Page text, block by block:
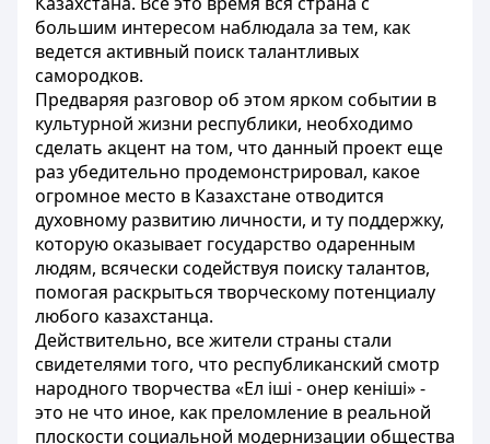
большим интересом наблюдала за тем, как
ведется активный поиск талантливых
самородков.
Предваряя разговор об этом ярком событии в
культурной жизни республики, необходимо
сделать акцент на том, что данный проект еще
раз убедительно продемонстрировал, какое
огромное место в Казахстане отводится
духовному развитию личности, и ту поддержку,
которую оказывает государство одаренным
людям, всячески содействуя поиску талантов,
помогая раскрыться творческому потенциалу
любого казахстанца.
Действительно, все жители страны стали
свидетелями того, что республиканский смотр
народного творчества «Ел іші - онер кеніші» -
это не что иное, как преломление в реальной
плоскости социальной модернизации общества